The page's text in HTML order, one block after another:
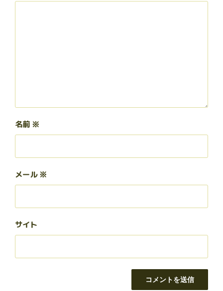
名前 ※
メール※
サイト